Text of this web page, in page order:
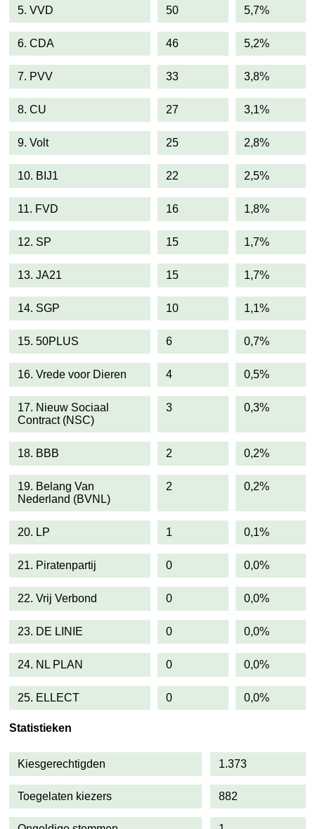
5. VVD 50 5,7%
6. CDA 46 5,2%
7. PVV 33 3,8%
8. CU 27 3,1%
9. Volt 25 2,8%
10. BIJ1 22 2,5%
11. FVD 16 1,8%
12. SP 15 1,7%
13. JA21 15 1,7%
14. SGP 10 1,1%
15. 50PLUS 6 0,7%
16. Vrede voor Dieren 4 0,5%
17. Nieuw Sociaal
Contract (NSC)
3 0,3%
18. BBB 2 0,2%
19. Belang Van
Nederland (BVNL)
2 0,2%
20. LP 1 0,1%
21. Piratenpartij 0 0,0%
22. Vrij Verbond 0 0,0%
23. DE LINIE 0 0,0%
24. NL PLAN 0 0,0%
25. ELLECT 0 0,0%
Statistieken
Kiesgerechtigden 1.373
Toegelaten kiezers 882